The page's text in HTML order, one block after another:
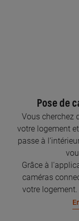
Pose de
Vous cherchez
votre logement
passe à
Grâce à
caméras
votre